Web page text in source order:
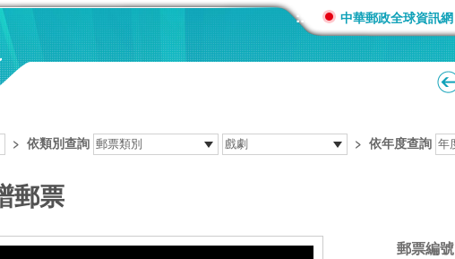
::: 中華郵政全球資訊網
> 依類別查詢 > 依年度查詢
郵票
郵票編號